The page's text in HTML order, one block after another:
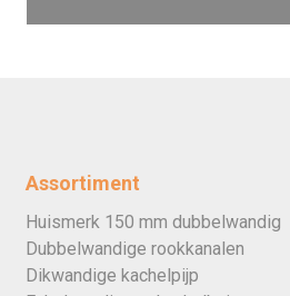
Assortiment
Huismerk 150 mm dubbelwandig
Dubbelwandige rookkanalen
Dikwandige kachelpijp